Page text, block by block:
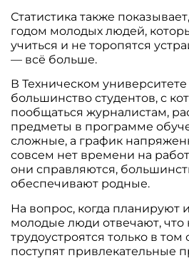
Статистика также
годом молодых людей,
учиться и не торопятся
— всё больше.
В Техническом
большинство студентов, с
пообщаться журналистам,
предметы в программе
сложные, а график
совсем нет времени на
они справляются,
обеспечивают родные.
На вопрос, когда планируют
молодые люди отвечают, что
трудоустроятся только в том
поступят привлекательные